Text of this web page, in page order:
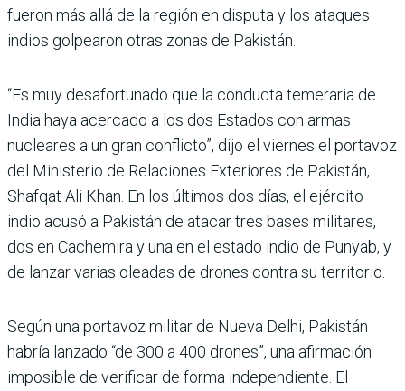
fueron más allá de la región en disputa y los ataques
indios golpearon otras zonas de Pakistán.
“Es muy desafortunado que la conducta temeraria de
India haya acercado a los dos Estados con armas
nucleares a un gran conflicto”, dijo el viernes el portavoz
del Ministerio de Relaciones Exteriores de Pakistán,
Shafqat Ali Khan. En los últimos dos días, el ejército
indio acusó a Pakistán de atacar tres bases militares,
dos en Cachemira y una en el estado indio de Punyab, y
de lanzar varias oleadas de drones contra su territorio.
Según una portavoz militar de Nueva Delhi, Pakistán
habría lanzado “de 300 a 400 drones”, una afirmación
imposible de verificar de forma independiente. El